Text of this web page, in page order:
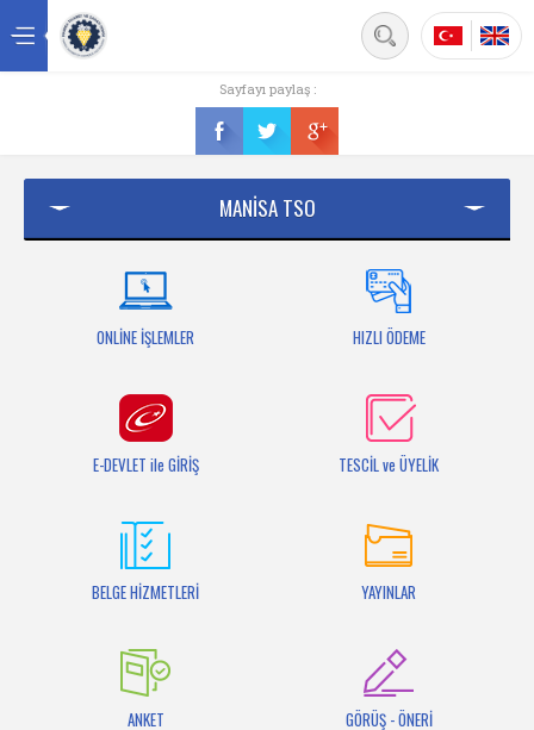
Üyelik
Bilgi Bankası
Sayfayı paylaş :
MANİSA TSO
ONLİNE İŞLEMLER HIZLI ÖDEME
E-DEVLET ile GİRİŞ TESCİL ve ÜYELİK
BELGE HİZMETLERİ YAYINLAR
ANKET GÖRÜŞ - ÖNERİ